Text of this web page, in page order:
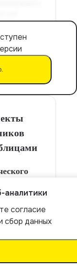
и
аналитики
согласие
сбор данных